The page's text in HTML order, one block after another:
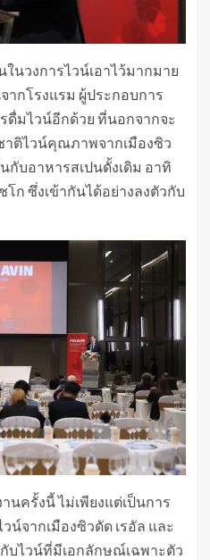
นวงการไวน์เอาไว้มากมาย
ากโรงแรม ผู้ประกอบการ
ดื่มไวน์อีกด้วย ที่นอกจากจะ
ติไวน์คุณภาพจากเมืองซิว
กับอาหารสเปนดั้งเดิม อาทิ
ก ซึ่งเข้ากันได้อย่างลงตัวกับ
นครั้งนี้ ไม่เพียงแต่เป็นการ
น์จากเมืองซิวดัด เรอัล และ
กับไวน์ที่มีเอกลักษณ์เฉพาะตัว